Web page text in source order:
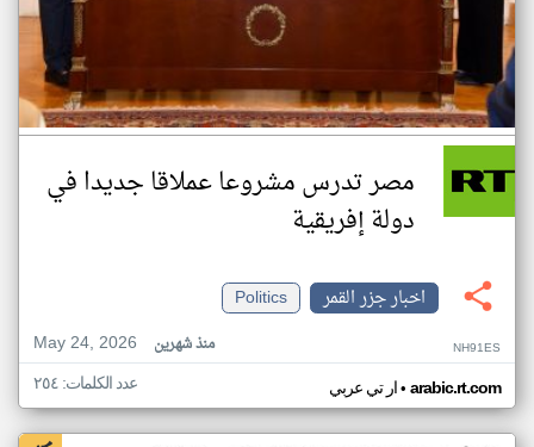
مصر تدرس مشروعا عملاقا جديدا في
دولة إفريقية
اخبار جزر القمر
Politics
May 24, 2026
منذ شهرين NH91ES
ار تي عربي• arabic.rt.com عدد الكلمات: ٢٥٤